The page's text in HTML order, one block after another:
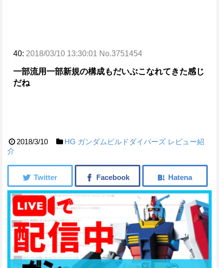
40: 2018/03/10 13:30:01 No.3751454
一部流用一部新規の構成もだいぶこなれてきた感じ
だね
2018/3/10 HG ガンダムビルドダイバーズ レビュー紹
介